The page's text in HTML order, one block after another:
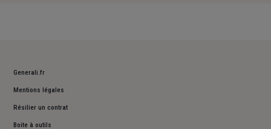
Generali.fr
Mentions légales
Résilier un contrat
Boite à outils